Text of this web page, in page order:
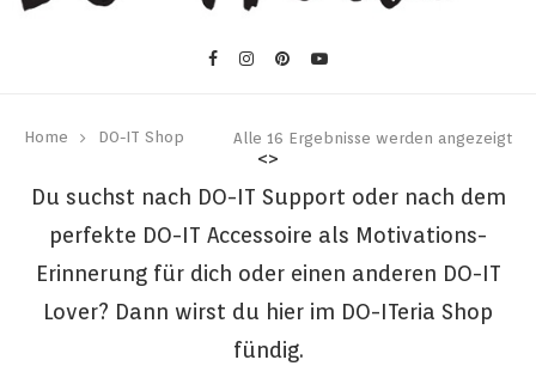
Home DO-IT Shop Alle 16 Ergebnisse werden angezeigt
<>
Du suchst nach DO-IT Support oder nach dem
perfekte DO-IT Accessoire als Motivations-
Erinnerung für dich oder einen anderen DO-IT
Lover? Dann wirst du hier im DO-ITeria Shop
fündig.